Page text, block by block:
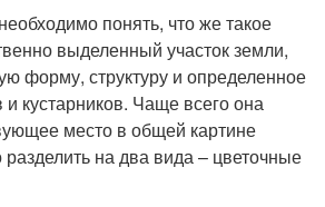
понять, что же такое
выделенный участок земли,
форму, структуру и определенное
кустарников. Чаще всего она
место в общей картине
на два вида – цветочные